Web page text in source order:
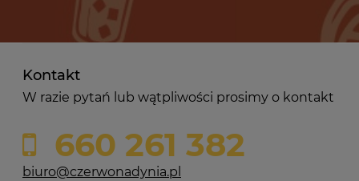
Kontakt
W razie pytań lub wątpliwości prosimy o kontakt
660 261 382
biuro@czerwonadynia.pl